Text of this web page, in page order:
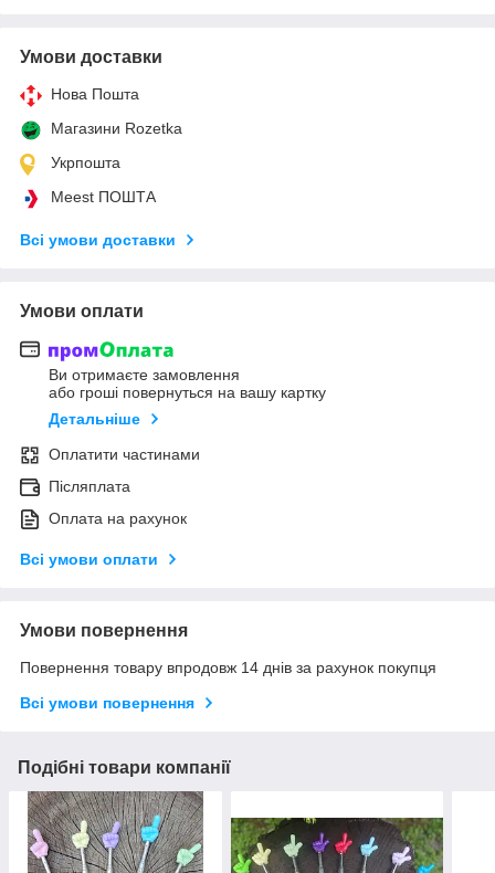
Умови доставки
Нова Пошта
Магазини Rozetka
Укрпошта
Meest ПОШТА
Всі умови доставки
Умови оплати
Ви отримаєте замовлення
або гроші повернуться на вашу картку
Детальніше
Оплатити частинами
Післяплата
Оплата на рахунок
Всі умови оплати
Умови повернення
Повернення товару впродовж 14 днів за рахунок покупця
Всі умови повернення
Подібні товари компанії